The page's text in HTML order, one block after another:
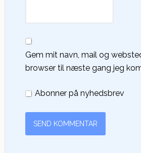
Gem mit navn, mail og
browser til næste gang jeg
Abonner på nyhedsbrev